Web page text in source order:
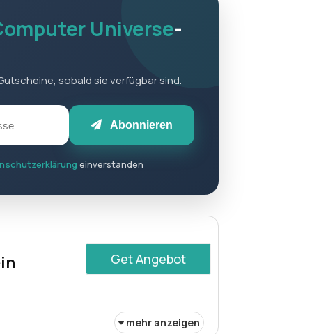
des händlers
Universe-
sobald sie verfügbar sind.
Abonnieren
einverstanden
Get Angebot
mehr anzeigen